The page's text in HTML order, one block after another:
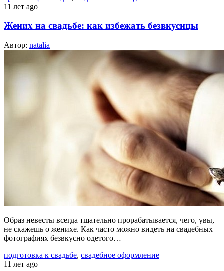
11 лет ago
Жених на свадьбе: как избежать безвкусицы
Автор: natalia
Образ невесты всегда тщательно прорабатывается, чего, увы,
не скажешь о женихе. Как часто можно видеть на свадебных
фотографиях безвкусно одетого…
подготовка к свадьбе, свадебное оформление
11 лет ago